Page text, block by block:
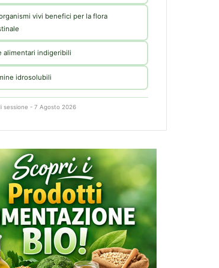
vivi benefici per la flora
alimentari indigeribili
idrosolubili
sessione - 7 Agosto 2026